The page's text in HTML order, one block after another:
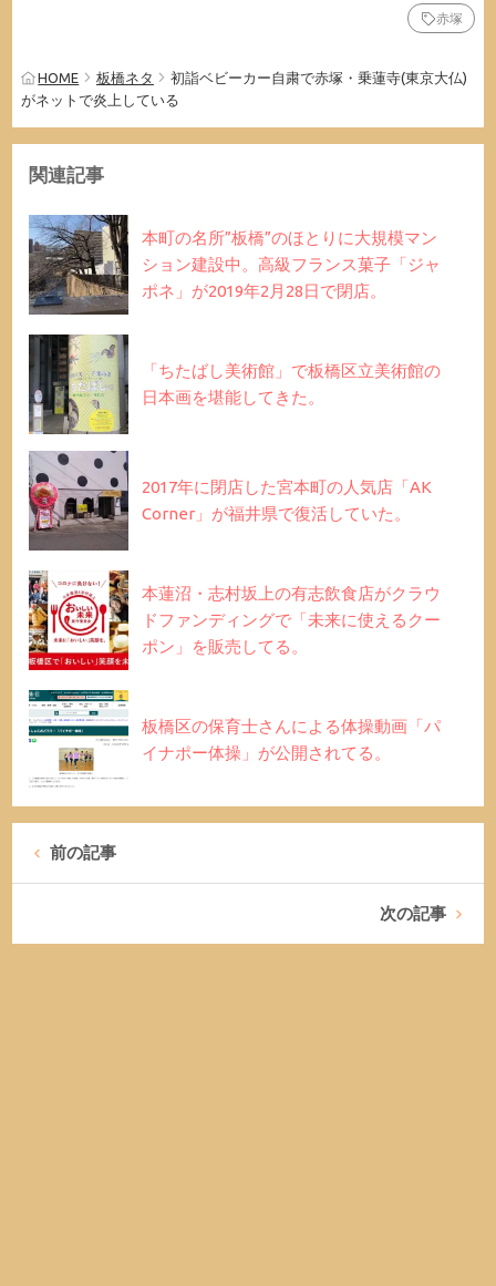
赤塚
HOME 板橋ネタ
初詣ベビーカー自粛で赤塚・乗蓮寺(東京大仏)
がネットで炎上している
関連記事
本町の名所”板橋”のほとりに大規模マン
ション建設中。高級フランス菓子「ジャ
ポネ」が2019年2月28日で閉店。
「ちたばし美術館」で板橋区立美術館の
日本画を堪能してきた。
2017年に閉店した宮本町の人気店「AK
Corner」が福井県で復活していた。
本蓮沼・志村坂上の有志飲食店がクラウ
ドファンディングで「未来に使えるクー
ポン」を販売してる。
板橋区の保育士さんによる体操動画「パ
イナポー体操」が公開されてる。
前の記事
次の記事